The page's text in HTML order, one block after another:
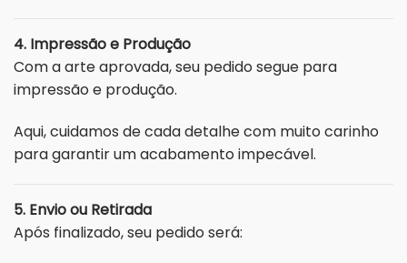
4. Impressão e Produção
Com a arte aprovada, seu pedido segue para
impressão e produção.
Aqui, cuidamos de cada detalhe com muito carinho
para garantir um acabamento impecável.
5. Envio ou Retirada
Após finalizado, seu pedido será: